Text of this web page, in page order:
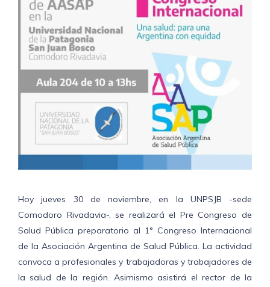
Hoy jueves 30 de noviembre, en la UNPSJB -sede
Comodoro Rivadavia-, se realizará el Pre Congreso de
Salud Pública preparatorio al 1° Congreso Internacional
de la Asociación Argentina de Salud Pública. La actividad
convoca a profesionales y trabajadoras y trabajadores de
la salud de la región. Asimismo asistirá el rector de la